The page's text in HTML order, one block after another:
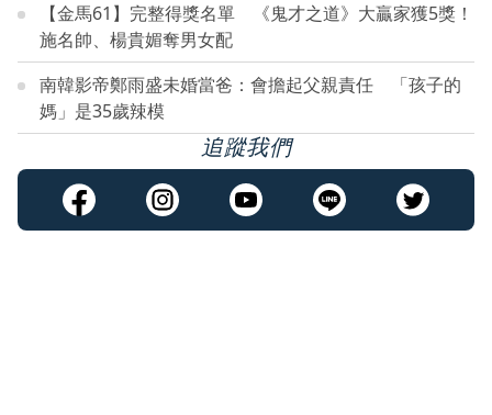
【金馬61】完整得獎名單 《鬼才之道》大贏家獲5獎！
施名帥、楊貴媚奪男女配
南韓影帝鄭雨盛未婚當爸：會擔起父親責任 「孩子的
媽」是35歲辣模
追蹤我們